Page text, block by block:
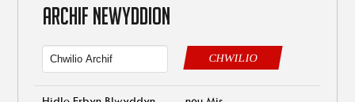
ARCHIF NEWYDDION
CHWILIO